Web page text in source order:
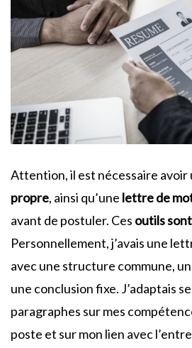
Attention, il est nécessaire avoir
propre, ainsi qu’une lettre de
avant de postuler. Ces outils
Personnellement, j’avais une
avec une structure commune,
une conclusion fixe. J’adaptais
paragraphes sur mes
poste et sur mon lien avec